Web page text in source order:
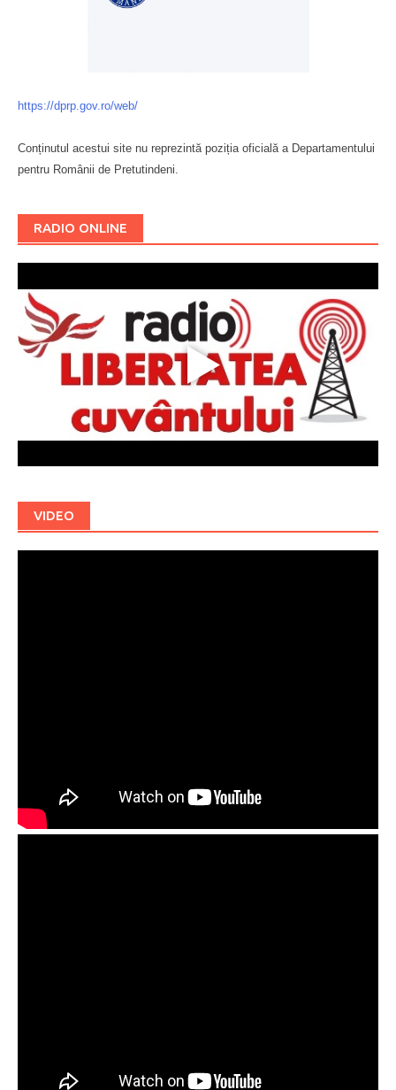
https://dprp.gov.ro/web/
Conținutul acestui site nu reprezintă poziția oficială a Departamentului
pentru Românii de Pretutindeni.
RADIO ONLINE
VIDEO